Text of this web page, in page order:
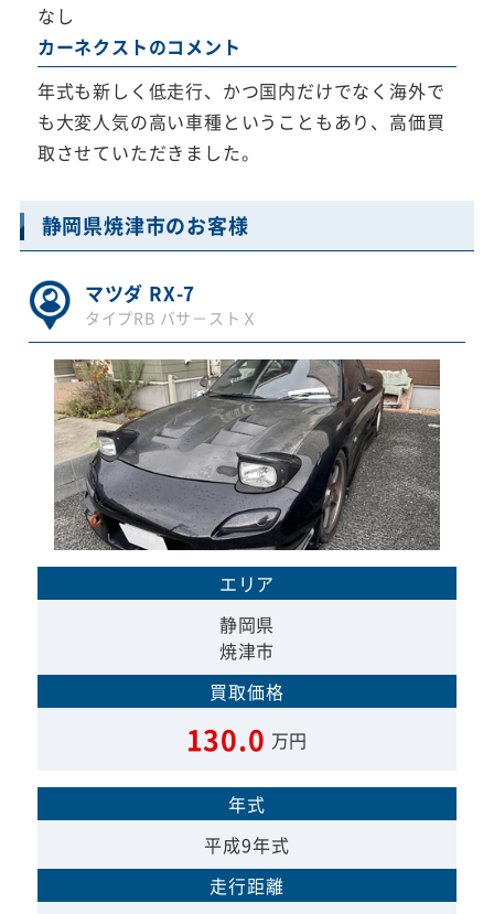
なし
カーネクストのコメント
年式も新しく低走行、かつ国内だけでなく海外で
も大変人気の高い車種ということもあり、高価買
取させていただきました。
静岡県焼津市のお客様
マツダ RX-7
タイプRB バサ－ストＸ
エリア
静岡県
焼津市
買取価格
130.0 万円
年式
平成9年式
走行距離